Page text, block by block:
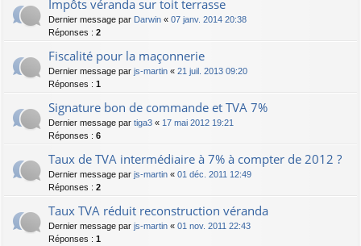
Impôts véranda sur toit terrasse
Dernier message par Darwin « 07 janv. 2014 20:38
Réponses : 2
Fiscalité pour la maçonnerie
Dernier message par js-martin « 21 juil. 2013 09:20
Réponses : 1
Signature bon de commande et TVA 7%
Dernier message par tiga3 « 17 mai 2012 19:21
Réponses : 6
Taux de TVA intermédiaire à 7% à compter de 2012 ?
Dernier message par js-martin « 01 déc. 2011 12:49
Réponses : 2
Taux TVA réduit reconstruction véranda
Dernier message par js-martin « 01 nov. 2011 22:43
Réponses : 1